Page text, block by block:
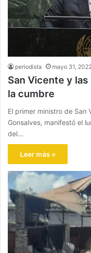
periodista mayo 31,
San Vicente y
la cumbre
El primer ministro de San
Gonsalves, manifestó el
del…
Leer más »